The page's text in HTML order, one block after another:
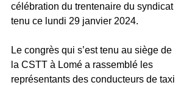
célébration du trentenaire du syndicat
tenu ce lundi 29 janvier 2024.
Le congrès qui s’est tenu au siège de
la CSTT à Lomé a rassemblé les
représentants des conducteurs de taxi